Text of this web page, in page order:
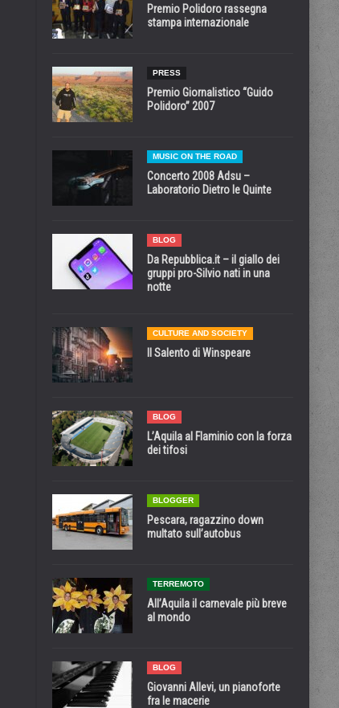
Premio Polidoro rassegna
stampa internazionale
PRESS
Premio Giornalistico “Guido
Polidoro” 2007
MUSIC ON THE ROAD
Concerto 2008 Adsu –
Laboratorio Dietro le Quinte
BLOG
Da Repubblica.it – il giallo dei
gruppi pro-Silvio nati in una
notte
CULTURE AND SOCIETY
Il Salento di Winspeare
BLOG
L’Aquila al Flaminio con la forza
dei tifosi
BLOGGER
Pescara, ragazzino down
multato sull’autobus
TERREMOTO
All’Aquila il carnevale più breve
al mondo
BLOG
Giovanni Allevi, un pianoforte
fra le macerie